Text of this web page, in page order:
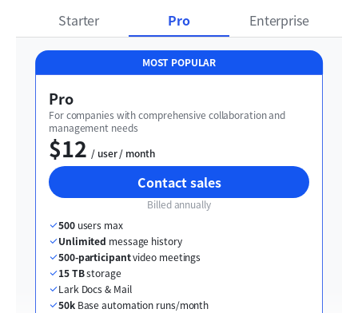
Starter Pro Enterprise
MOST POPULAR
Pro
For companies with comprehensive collaboration and
management needs
$12
  / user / month
Contact sales
Billed annually
500 users max
Unlimited message history
500-participant video meetings
15 TB storage
Lark Docs & Mail
50k Base automation runs/month